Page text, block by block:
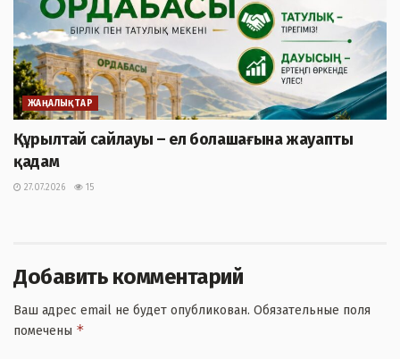
ЖАҢАЛЫҚТАР
Құрылтай сайлауы – ел болашағына жауапты
қадам
27.07.2026 15
Добавить комментарий
Ваш адрес email не будет опубликован. Обязательные поля
помечены *